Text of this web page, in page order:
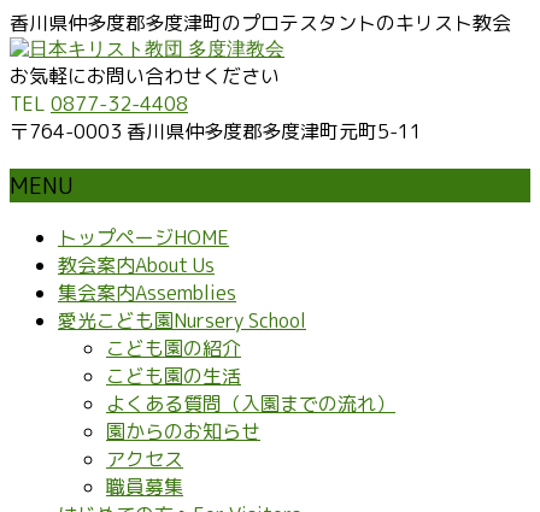
香川県仲多度郡多度津町のプロテスタントのキリスト教会
お気軽にお問い合わせください
TEL 0877-32-4408
〒764-0003 香川県仲多度郡多度津町元町5-11
MENU
トップページHOME
教会案内About Us
集会案内Assemblies
愛光こども園Nursery School
こども園の紹介
こども園の生活
よくある質問（入園までの流れ）
園からのお知らせ
アクセス
職員募集